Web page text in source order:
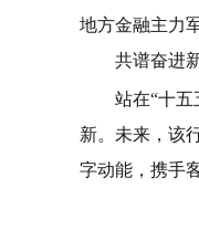
地方金融主力
共谱奋进
站在“十
新。未来，该
字动能，携手